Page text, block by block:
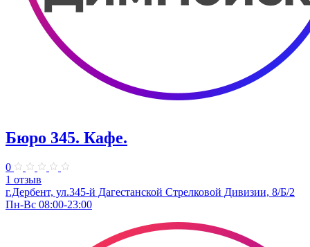
Бюро 345. Кафе.
0
1 отзыв
г.Дербент, ​ул.345-й Дагестанской Стрелковой Дивизии, 8/Б/2
Пн-Вс 08:00-23:00